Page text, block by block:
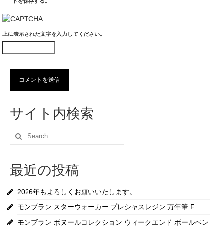
上に表示された文字を入力してください。
サイト内検索
Search
for:
最近の投稿
2026年もよろしくお願いいたします。
モンブラン スターウォーカー プレシャスレジン 万年筆 F
モンブラン ボヌールコレクション ウィークエンド ボールペン